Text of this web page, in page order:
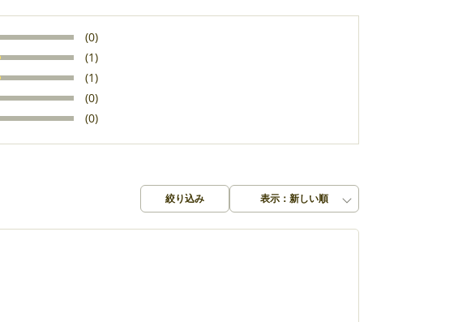
(0)
(1)
(1)
(0)
(0)
絞り込み 表示：新しい順